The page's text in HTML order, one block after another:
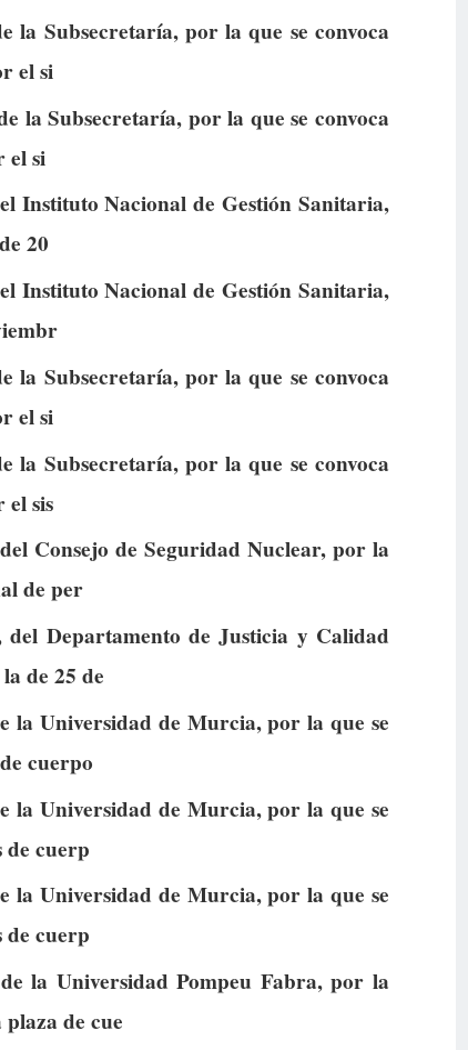
la Subsecretaría, por la que se convoca
el si
la Subsecretaría, por la que se convoca
el si
Instituto Nacional de Gestión Sanitaria,
20
Instituto Nacional de Gestión Sanitaria,
la Subsecretaría, por la que se convoca
el si
la Subsecretaría, por la que se convoca
sis
Consejo de Seguridad Nuclear, por la
de per
del Departamento de Justicia y Calidad
de 25 de
la Universidad de Murcia, por la que se
cuerpo
la Universidad de Murcia, por la que se
de cuerp
la Universidad de Murcia, por la que se
de cuerp
la Universidad Pompeu Fabra, por la
plaza de cue